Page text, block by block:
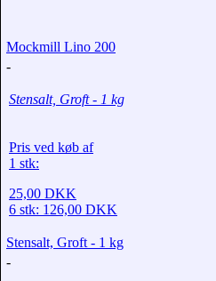
Mockmill Lino 200
-
Stensalt, Groft - 1 kg
Pris ved køb af
1 stk:
25,00 DKK
6 stk: 126,00 DKK
Stensalt, Groft - 1 kg
-